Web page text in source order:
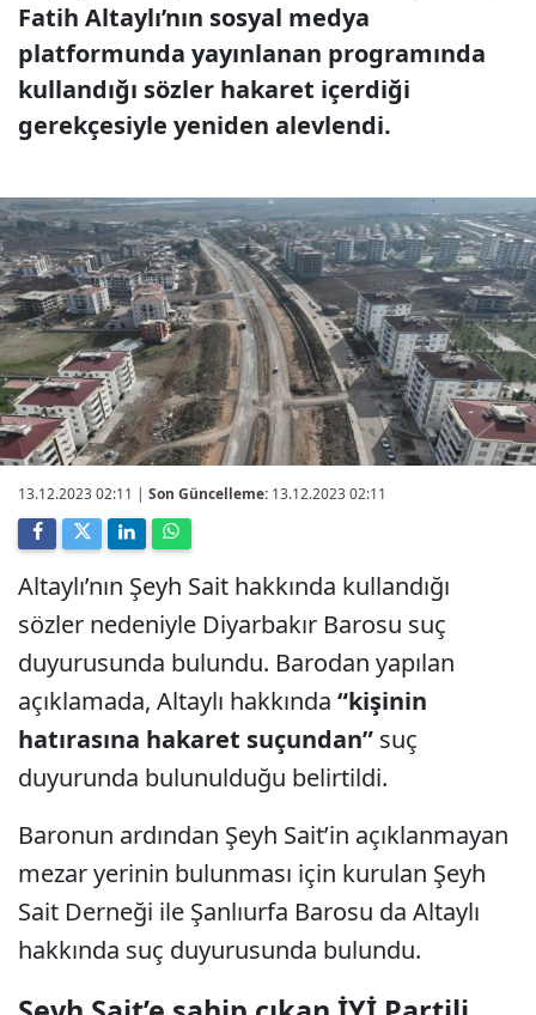
Fatih Altaylı’nın sosyal medya
platformunda yayınlanan programında
kullandığı sözler hakaret içerdiği
gerekçesiyle yeniden alevlendi.
13.12.2023 02:11 | Son Güncelleme: 13.12.2023 02:11
Altaylı’nın Şeyh Sait hakkında kullandığı
sözler nedeniyle Diyarbakır Barosu suç
duyurusunda bulundu. Barodan yapılan
açıklamada, Altaylı hakkında “kişinin
hatırasına hakaret suçundan” suç
duyurunda bulunulduğu belirtildi.
Baronun ardından Şeyh Sait’in açıklanmayan
mezar yerinin bulunması için kurulan Şeyh
Sait Derneği ile Şanlıurfa Barosu da Altaylı
hakkında suç duyurusunda bulundu.